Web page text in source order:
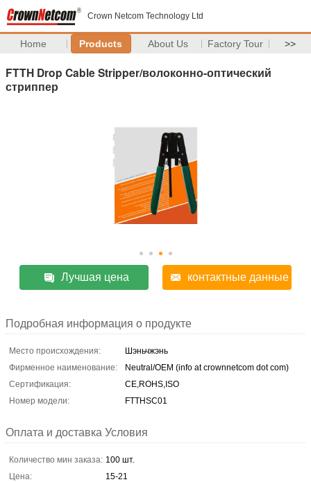
Crown Netcom Technology Ltd
Home Products About Us Factory Tour >>
FTTH Drop Cable Stripper/волоконно-оптический
стриппер
Лучшая цена контактные данные
Подробная информация о продукте
Место происхождения:
Шэньчжэнь
Фирменное наименование:
Neutral/OEM (info at crownnetcom dot com)
Сертификация:
CE,ROHS,ISO
Номер модели:
FTTHSC01
Оплата и доставка Условия
Количество мин заказа: 100 шт.
Цена:
15-21